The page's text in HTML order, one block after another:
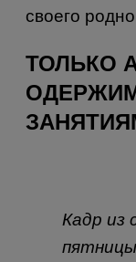
своего
ТОЛЬКО
Кадр из